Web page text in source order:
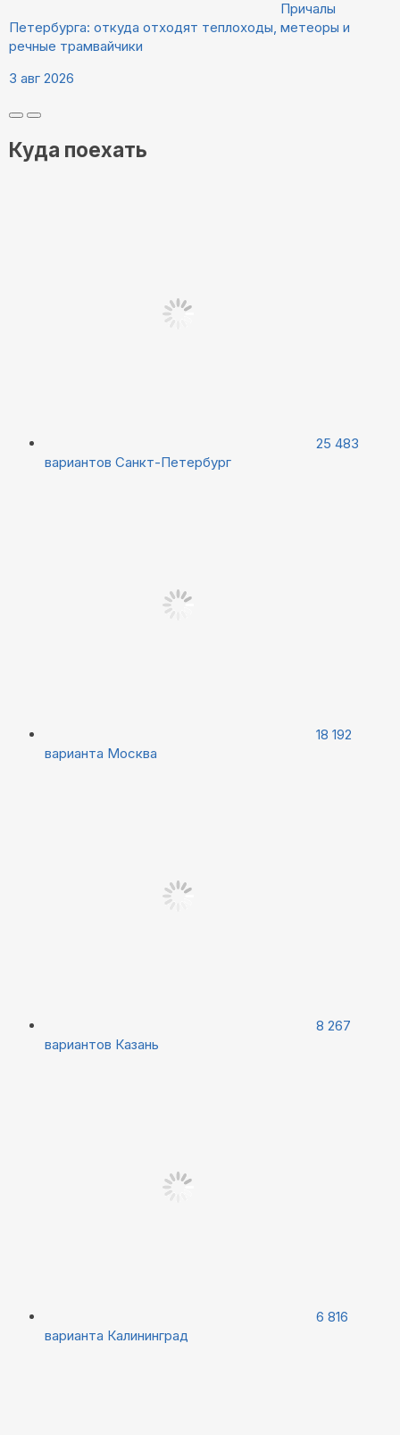
Причалы
Петербурга: откуда отходят теплоходы, метеоры и
речные трамвайчики
3 авг 2026
Куда поехать
25 483
вариантов Санкт-Петербург
18 192
варианта Москва
8 267
вариантов Казань
6 816
варианта Калининград